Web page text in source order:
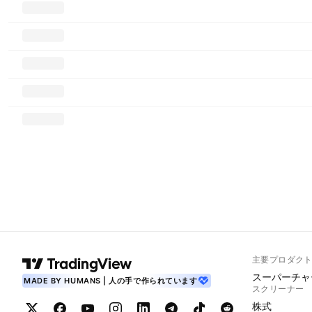
MADE BY HUMANS | 人の手で作られています
主要プロダクト
スーパーチ
スクリーナー
株式